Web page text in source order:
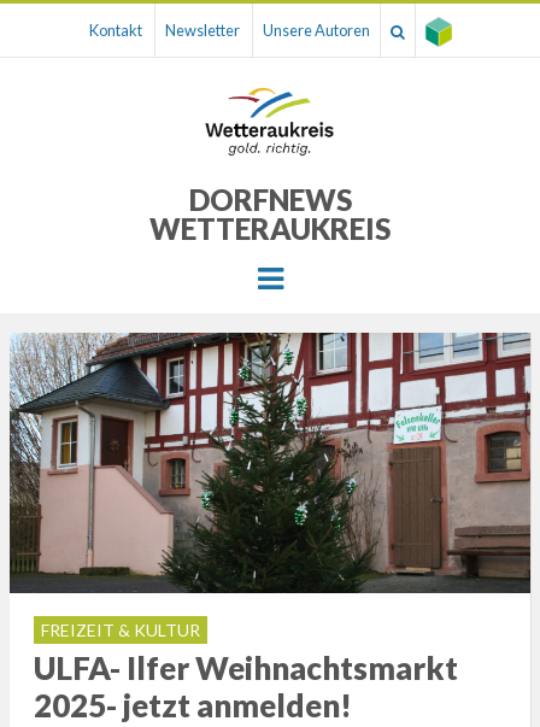
Kontakt Newsletter Unsere Autoren
DORFNEWS
WETTERAUKREIS
Menu
FREIZEIT & KULTUR
ULFA- Ilfer Weihnachtsmarkt
2025- jetzt anmelden!